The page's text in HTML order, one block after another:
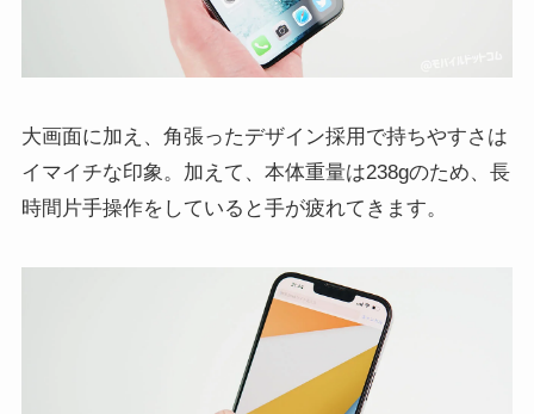
大画面に加え、角張ったデザイン採用で持ちやすさは
イマイチな印象。加えて、本体重量は238gのため、長
時間片手操作をしていると手が疲れてきます。